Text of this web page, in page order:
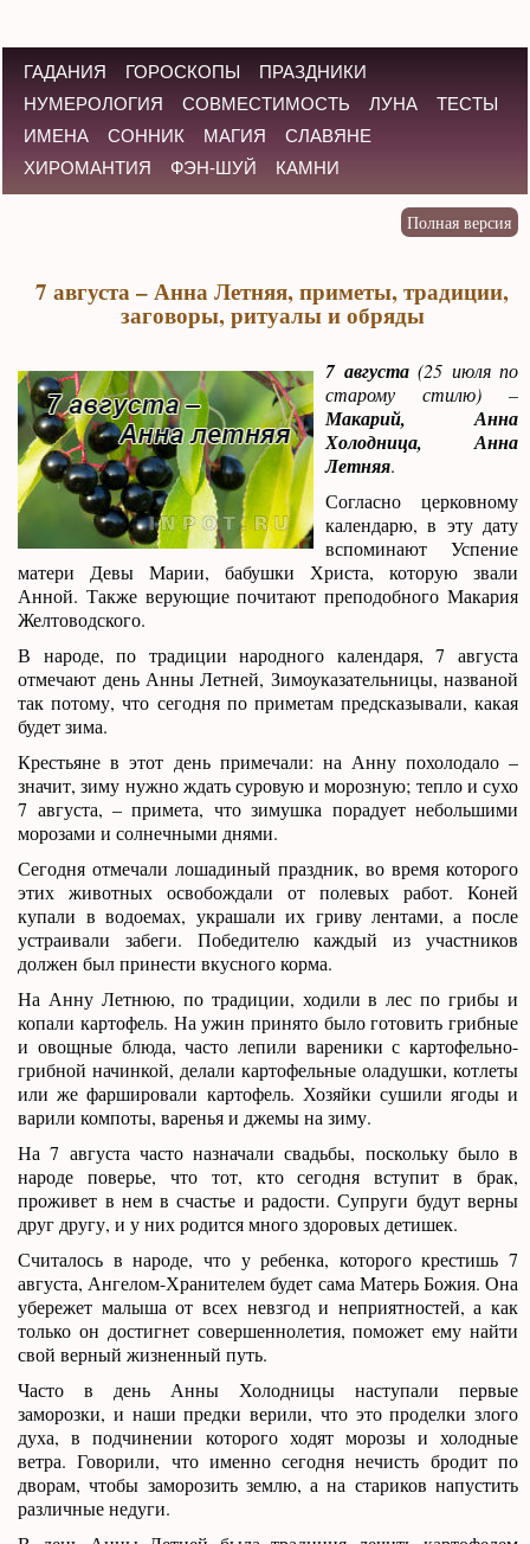
ГАДАНИЯ ГОРОСКОПЫ
ПРАЗДНИКИ
НУМЕРОЛОГИЯ
СОВМЕСТИМОСТЬ ЛУНА
ТЕСТЫ
ИМЕНА
СОННИК МАГИЯ
СЛАВЯНЕ
ХИРОМАНТИЯ
ФЭН-ШУЙ КАМНИ
7 августа – Анна Летняя, приметы, традиции,
заговоры, ритуалы и обряды
7 августа(25 июля по
старому стилю) –
Макарий, Анна
Холодница, Анна
Летняя.
Согласно церковному
календарю, в эту дату
вспоминают Успение
матери Девы Марии, бабушки Христа, которую звали
Анной. Также верующие почитают преподобного Макария
Желтоводского.
В народе, по традиции народного календаря, 7 августа
отмечают день Анны Летней, Зимоуказательницы, названой
так потому, что сегодня по приметам предсказывали, какая
будет зима.
Крестьяне в этот день примечали: на Анну похолодало –
значит, зиму нужно ждать суровую и морозную; тепло и сухо
7 августа, – примета, что зимушка порадует небольшими
морозами и солнечными днями.
Сегодня отмечали лошадиный праздник, во время которого
этих животных освобождали от полевых работ. Коней
купали в водоемах, украшали их гриву лентами, а после
устраивали забеги. Победителю каждый из участников
должен был принести вкусного корма.
На Анну Летнюю, по традиции, ходили в лес по грибы и
копали картофель. На ужин принято было готовить грибные
и овощные блюда, часто лепили вареники с картофельно-
грибной начинкой, делали картофельные оладушки, котлеты
или же фаршировали картофель. Хозяйки сушили ягоды и
варили компоты, варенья и джемы на зиму.
На 7 августа часто назначали свадьбы, поскольку было в
народе поверье, что тот, кто сегодня вступит в брак,
проживет в нем в счастье и радости. Супруги будут верны
друг другу, и у них родится много здоровых детишек.
Считалось в народе, что у ребенка, которого крестишь 7
августа, Ангелом-Хранителем будет сама Матерь Божия. Она
убережет малыша от всех невзгод и неприятностей, а как
только он достигнет совершеннолетия, поможет ему найти
свой верный жизненный путь.
Часто в день Анны Холодницы наступали первые
заморозки, и наши предки верили, что это проделки злого
духа, в подчинении которого ходят морозы и холодные
ветра. Говорили, что именно сегодня нечисть бродит по
дворам, чтобы заморозить землю, а на стариков напустить
различные недуги.